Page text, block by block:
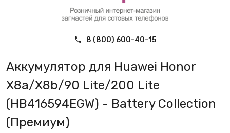
8 (800) 600-40-15
Аккумулятор для Huawei Honor
X8a/X8b/90 Lite/200 Lite
(HB416594EGW) - Battery Collection
(Премиум)